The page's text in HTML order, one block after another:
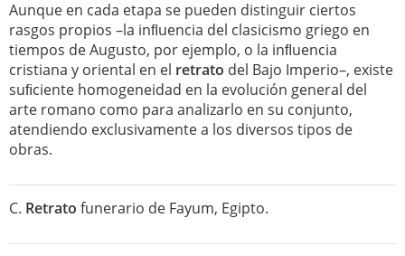
Aunque en cada etapa se pueden distinguir ciertos
rasgos propios –la inﬂuencia del clasicismo griego en
tiempos de Augusto, por ejemplo, o la inﬂuencia
cristiana y oriental en el retrato del Bajo Imperio–, existe
suﬁciente homogeneidad en la evolución general del
arte romano como para analizarlo en su conjunto,
atendiendo exclusivamente a los diversos tipos de
obras.
C. Retrato funerario de Fayum, Egipto.